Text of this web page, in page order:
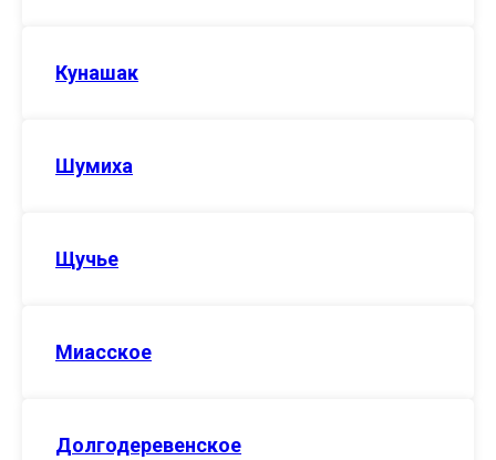
Кунашак
Шумиха
Щучье
Миасское
Долгодеревенское